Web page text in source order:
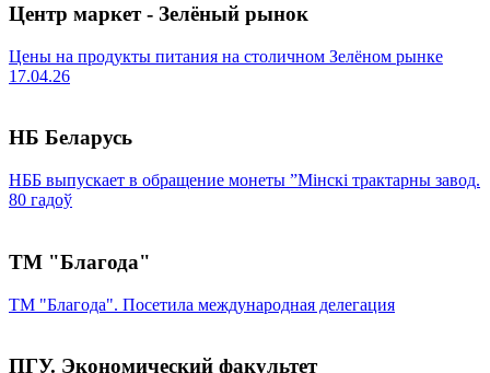
Центр маркет - Зелёный рынок
Цены на продукты питания на столичном Зелёном рынке
17.04.26
НБ Беларусь
НББ выпускает в обращение монеты ”Мінскі трактарны завод.
80 гадоў
ТМ "Благода"
ТМ "Благода". Посетила международная делегация
ПГУ. Экономический факультет